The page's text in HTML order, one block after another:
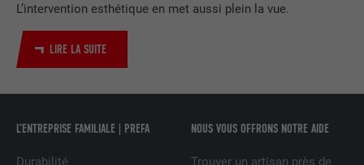
L’intervention esthétique en met aussi plein la vue.
LIRE LA SUITE
L’ENTREPRISE FAMILIALE | PREFA
Durabilité
NOUS VOUS OFFRONS NOTRE AIDE
Trouver un artisan près de
UTILITÉ